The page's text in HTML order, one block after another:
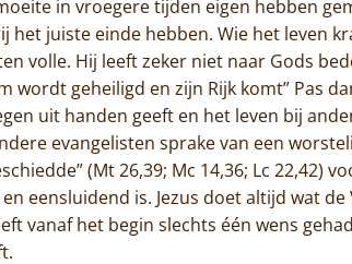
in vroegere tijden eigen hebben
het juiste einde hebben. Wie het leven
volle. Hij leeft zeker niet naar Gods
wordt geheiligd en zijn Rijk komt” Pas
uit handen geeft en het leven bij
evangelisten sprake van een
(Mt 26,39; Mc 14,36; Lc 22,42)
eensluidend is. Jezus doet altijd wat
vanaf het begin slechts één wens